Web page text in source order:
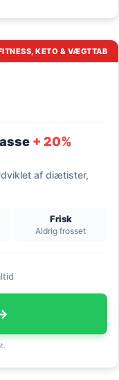
KETO & VÆGTTAB
+ 20%
af diætister,
Frisk
Aldrig frosset